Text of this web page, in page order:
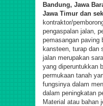
Bandung, Jawa
Jawa Timur dan
kontraktor/
pengaspalan jalan,
pemasangan paving
kansteen, turap dan
jalan merupakan
yang diperuntukkan
permukaan tanah
fungsinya dalam
dalam peningkatan
Material atau bahan